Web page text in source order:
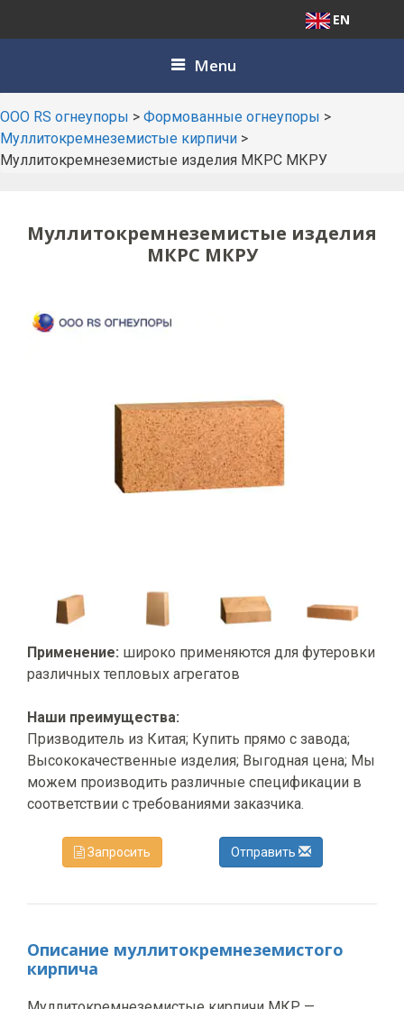
EN
content
Menu
ООО RS огнеупоры > Формованные огнеупоры >
Муллитокремнеземистые кирпичи >
Муллитокремнеземистые изделия МКРС МКРУ
Муллитокремнеземистые изделия
МКРС МКРУ
Применение: широко применяются для футеровки
различных тепловых агрегатов
Наши преимущества:
Призводитель из Китая; Купить прямо с завода;
Высококачественные изделия; Выгодная цена; Мы
можем производить различные спецификации в
соответствии с требованиями заказчика.
Запросить Отправить
Описание муллитокремнеземистого
кирпича